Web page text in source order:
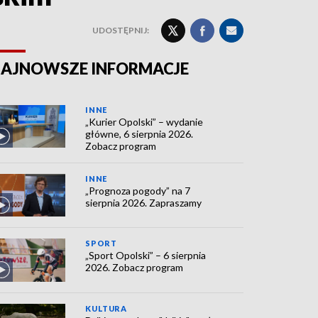
UDOSTĘPNIJ:
INFORMACJE
INNE
„Kurier Opolski” – wydanie
główne, 6 sierpnia 2026.
Zobacz program
INNE
„Prognoza pogody” na 7
sierpnia 2026. Zapraszamy
SPORT
„Sport Opolski” – 6 sierpnia
2026. Zobacz program
KULTURA